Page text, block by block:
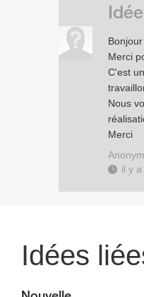
Merci
C'est
Nous
Merci
il y
Idées